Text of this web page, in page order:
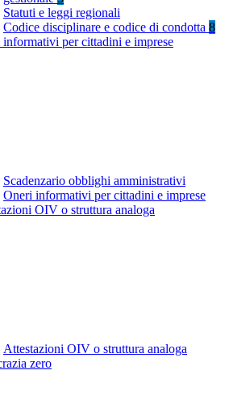
Statuti e leggi regionali
Codice disciplinare e codice di condotta 8
informativi per cittadini e imprese
Scadenzario obblighi amministrativi
Oneri informativi per cittadini e imprese
OIV o struttura analoga
Attestazioni OIV o struttura analoga
zero